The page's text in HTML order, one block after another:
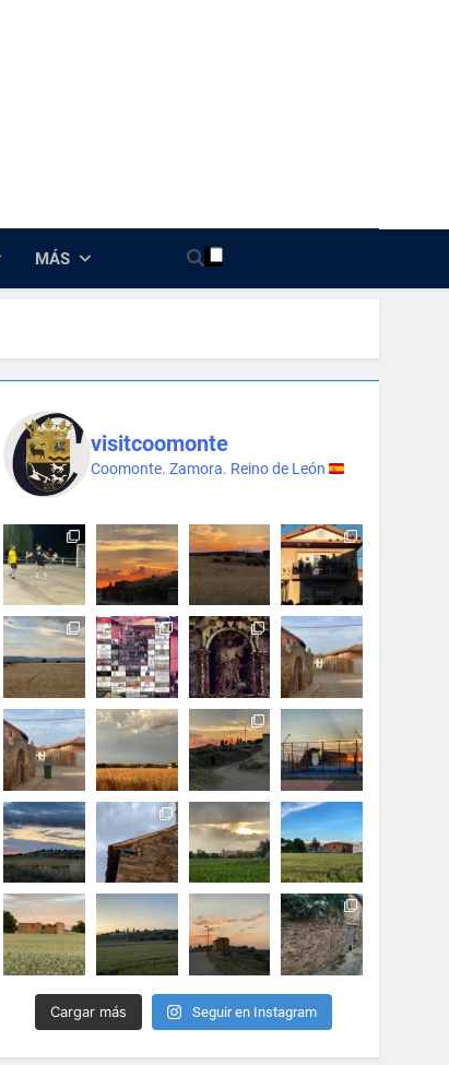
MÁS
visitcoomonte
Coomonte. Zamora. Reino de León
Cargar más Seguir en Instagram